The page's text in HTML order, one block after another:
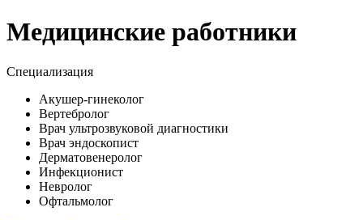
Медицинские работники
Специализация
Акушер-гинеколог
Вертебролог
Врач ультрозвуковой диагностики
Врач эндоскопист
Дерматовенеролог
Инфекционист
Невролог
Офтальмолог